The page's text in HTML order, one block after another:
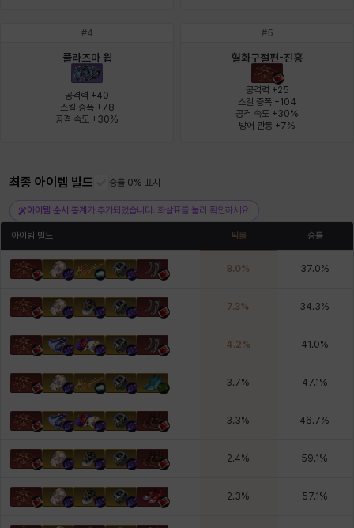
크레이버 타지아
펠릭스 피올로
헤이즈 헨리 현우
#4
플라즈마 윕
공격력 +40
스킬 증폭 +78
공격 속도 +30%
#5
혈화구절편-진홍
공격력 +25
스킬 증폭 +104
공격 속도 +30%
방어 관통 +7%
최종 아이템 빌드 승률 0% 표시
아이템 순서 통계 가 추가되었습니다. 화살표를 눌러 확인하세요!
아이템 빌드 픽률 승률
8.0% 37.0%
7.3% 34.3%
4.2% 41.0%
3.7% 47.1 %
3.3% 46.7%
2.4% 59.1 %
2.3% 57.1 %